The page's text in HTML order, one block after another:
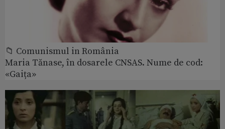
📁 Comunismul in România
Maria Tănase, în dosarele CNSAS. Nume de cod:
«Gaița»